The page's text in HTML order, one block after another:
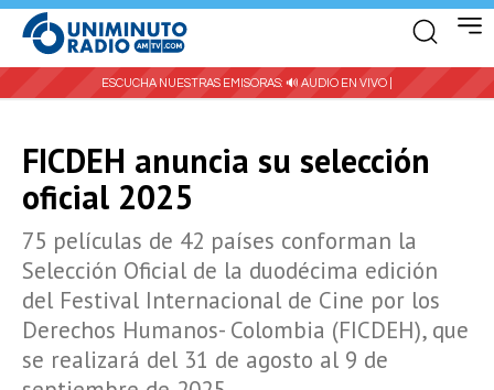
ESCUCHA NUESTRAS EMISORAS: 🔊 AUDIO EN VIVO |
FICDEH anuncia su selección
oficial 2025
75 películas de 42 países conforman la
Selección Oficial de la duodécima edición
del Festival Internacional de Cine por los
Derechos Humanos- Colombia (FICDEH), que
se realizará del 31 de agosto al 9 de